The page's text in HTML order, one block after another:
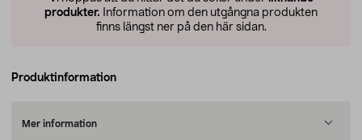
produkter. Information om den utgångna produkten
finns längst ner på den här sidan.
Produktinformation
Mer information